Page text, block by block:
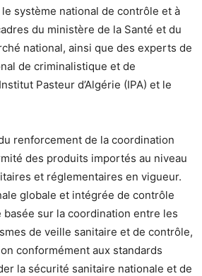
système national de contrôle et à
du ministère de la Santé et du
national, ainsi que des experts de
de criminalistique et de
Pasteur d’Algérie (IPA) et le
renforcement de la coordination
des produits importés au niveau
et réglementaires en vigueur.
globale et intégrée de contrôle
sur la coordination entre les
de veille sanitaire et de contrôle,
conformément aux standards
la sécurité sanitaire nationale et de